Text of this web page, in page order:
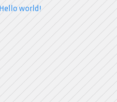
Hello world!